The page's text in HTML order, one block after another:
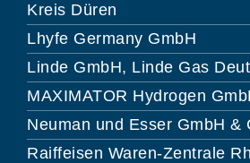
Kreis Düren
Lhyfe Germany GmbH
Linde GmbH, Linde Gas
MAXIMATOR Hydrogen
Neuman und Esser GmbH &
Raiffeisen Waren-Zentrale